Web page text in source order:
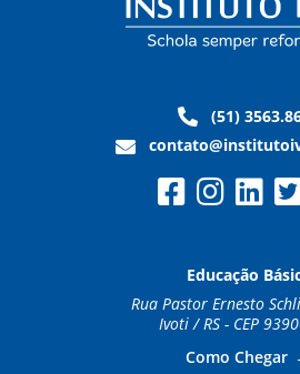
(51)
Educação
Rua Pastor Ernesto
Ivoti / RS - CEP
Como Chegar